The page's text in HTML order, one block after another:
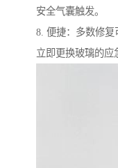
安全气囊触发。
8. 便捷：多数修
立即更换玻璃的应